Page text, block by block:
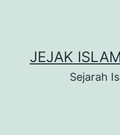
JEJAK
Sejarah